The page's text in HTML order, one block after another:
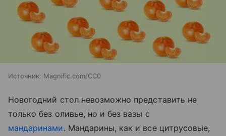
Источник: Magnific.com/CC0
Новогодний стол невозможно представить не
только без оливье, но и без вазы с
мандаринами. Мандарины, как и все цитрусовые,